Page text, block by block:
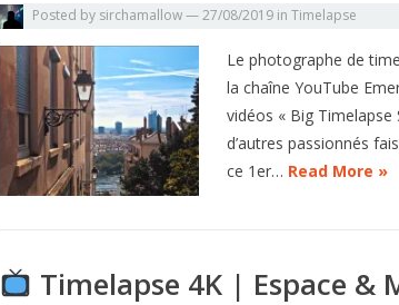
Posted by sirchamallow—27/08/2019 in Timelapse
Le photographe de
la chaîne YouTube
vidéos « Big
d’autres passionnés
ce 1er… Read More »
Timelapse 4K | Espace &